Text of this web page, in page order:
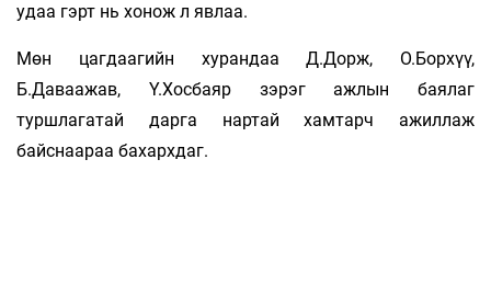
удаа гэрт нь хонож л явлаа.
Мөн цагдаагийн хурандаа Д.Дорж, О.Борхүү,
Б.Даваажав, Ү.Хосбаяр зэрэг ажлын баялаг
туршлагатай дарга нартай хамтарч ажиллаж
байснаараа бахархдаг.